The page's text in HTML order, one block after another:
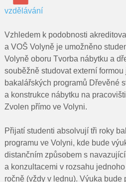
vzdělávání
Vzhledem k podobnosti
a VOŠ Volyně je umožněno
Volyně oboru Tvorba nábytku a
souběžně studovat externí formou
bakalářských programů Dřevěné
a konstrukce nábytku na
Zvolen přímo ve Volyni.
Přijatí studenti absolvují tři roky
programu ve Volyni, kde bude
distančním způsobem s
a konzultacemi v rozsahu
ročně (vždy v lednu). Výuka bude